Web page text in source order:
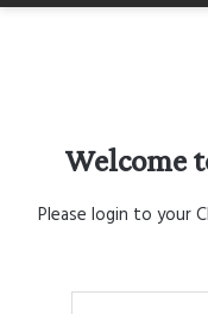
Welcome
Please login to your